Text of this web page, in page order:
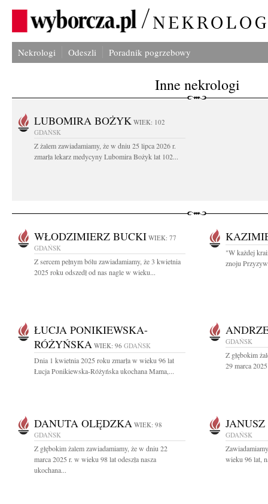
Nekrologi Odeszli Poradnik pogrzebowy
Inne nekrologi
LUBOMIRA BOŻYK WIEK: 102
GDAŃSK
Z żalem zawiadamiamy, że w dniu 25 lipca 2026 r.
zmarła lekarz medycyny Lubomira Bożyk lat 102...
WŁODZIMIERZ BUCKI WIEK: 77
GDAŃSK
Z sercem pełnym bólu zawiadamiamy, że 3 kwietnia
2025 roku odszedł od nas nagle w wieku...
"W każdej
znoju
ŁUCJA PONIKIEWSKA-
RÓŻYŃSKA WIEK: 96 GDAŃSK
Dnia 1 kwietnia 2025 roku zmarła w wieku 96 lat
Łucja Ponikiewska-Różyńska ukochana Mama,...
GDAŃSK
Z głębokim
29 marca
DANUTA OLĘDZKA WIEK: 98
GDAŃSK
Z głębokim żalem zawiadamiamy, że w dniu 22
marca 2025 r. w wieku 98 lat odeszła nasza
ukochana...
GDAŃSK
wieku 96 lat,